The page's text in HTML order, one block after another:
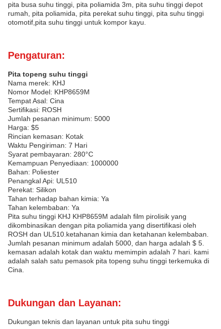
pita busa suhu tinggi, pita poliamida 3m, pita suhu tinggi depot
rumah, pita poliamida, pita perekat suhu tinggi, pita suhu tinggi
otomotif,pita suhu tinggi untuk kompor kayu.
Pengaturan:
Pita topeng suhu tinggi
Nama merek: KHJ
Nomor Model: KHP8659M
Tempat Asal: Cina
Sertifikasi: ROSH
Jumlah pesanan minimum: 5000
Harga: $5
Rincian kemasan: Kotak
Waktu Pengiriman: 7 Hari
Syarat pembayaran: 280°C
Kemampuan Penyediaan: 1000000
Bahan: Poliester
Penangkal Api: UL510
Perekat: Silikon
Tahan terhadap bahan kimia: Ya
Tahan kelembaban: Ya
Pita suhu tinggi KHJ KHP8659M adalah film pirolisik yang
dikombinasikan dengan pita poliamida yang disertifikasi oleh
ROSH dan UL510.ketahanan kimia dan ketahanan kelembaban.
Jumlah pesanan minimum adalah 5000, dan harga adalah $ 5.
kemasan adalah kotak dan waktu memimpin adalah 7 hari. kami
adalah salah satu pemasok pita topeng suhu tinggi terkemuka di
Cina.
Dukungan dan Layanan:
Dukungan teknis dan layanan untuk pita suhu tinggi